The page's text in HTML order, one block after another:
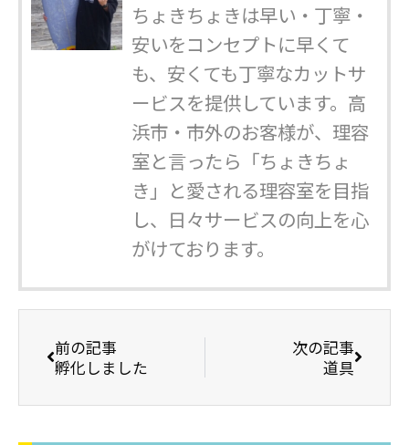
ちょきちょきは早い・丁寧・
安いをコンセプトに早くて
も、安くても丁寧なカットサ
ービスを提供しています。高
浜市・市外のお客様が、理容
室と言ったら「ちょきちょ
き」と愛される理容室を目指
し、日々サービスの向上を心
がけております。
前の記事
孵化しました
次の記事
道具